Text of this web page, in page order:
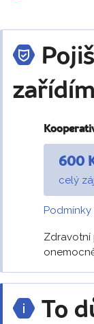
600
celý
Zdravotní
To